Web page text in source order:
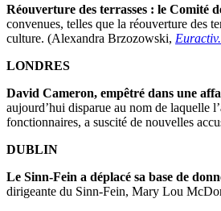
Réouverture des terrasses : le Comité
convenues, telles que la réouverture des
culture. (Alexandra Brzozowski,
LONDRES
David Cameron, empêtré dans une
aujourd’hui disparue au nom de laquelle
fonctionnaires, a suscité de nouvelles
DUBLIN
Le Sinn-Fein a déplacé sa base de
dirigeante du Sinn-Fein, Mary Lou